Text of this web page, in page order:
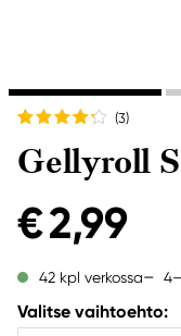
(3)
Gellyroll
€ 2,99
42 kpl verkossa
Valitse vaihtoehto: